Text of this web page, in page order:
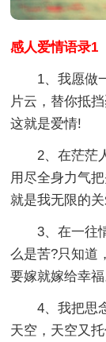
感人爱情语录1
1、我愿做一
片云，替你抵
这就是爱情!
2、在茫茫人
用尽全身力气
就是我无限的
3、在一往情
么是苦?只知道
要嫁就嫁给幸福
4、我把思念
天空，天空又